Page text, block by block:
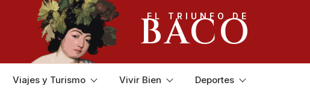
EL TRIUNFO DE
BACO
Viajes y Turismo Vivir Bien Deportes